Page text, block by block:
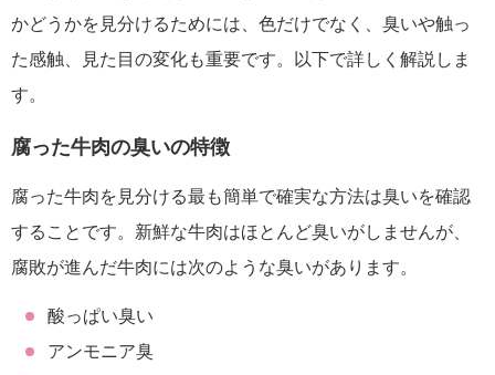
かどうかを見分けるためには、色だけでなく、臭いや触っ
た感触、見た目の変化も重要です。以下で詳しく解説しま
す。
腐った牛肉の臭いの特徴
腐った牛肉を見分ける最も簡単で確実な方法は臭いを確認
することです。新鮮な牛肉はほとんど臭いがしませんが、
腐敗が進んだ牛肉には次のような臭いがあります。
酸っぱい臭い
アンモニア臭